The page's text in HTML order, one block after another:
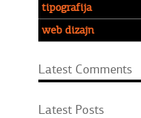
tipografija
web dizajn
Latest Comments
Latest Posts